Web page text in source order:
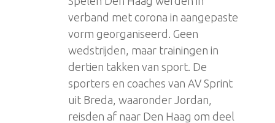
verband met corona in aangepaste
vorm georganiseerd. Geen
wedstrijden, maar trainingen in
dertien takken van sport. De
sporters en coaches van AV Sprint
uit Breda, waaronder Jordan,
reisden af naar Den Haag om deel